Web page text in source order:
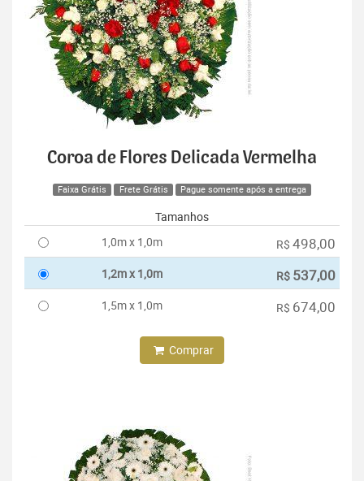
Coroa de Flores Delicada Vermelha
Faixa Grátis Frete Grátis Pague somente após a entrega
Tamanhos
1,0m x 1,0m
R$ 498,00
1,2m x 1,0m R$ 537,00
1,5m x 1,0m R$ 674,00
Comprar